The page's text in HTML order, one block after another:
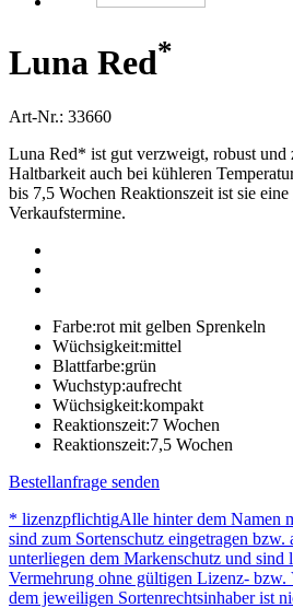
Luna Red*
Art-Nr.: 33660
Luna Red* ist gut verzweigt, robust und
Haltbarkeit auch bei kühleren
bis 7,5 Wochen Reaktionszeit ist sie
Verkaufstermine.
Farbe:rot mit gelben Sprenkeln
Wüchsigkeit:mittel
Blattfarbe:grün
Wuchstyp:aufrecht
Wüchsigkeit:kompakt
Reaktionszeit:7 Wochen
Reaktionszeit:7,5 Wochen
Bestellanfrage senden
* lizenzpflichtigAlle hinter dem Namen
sind zum Sortenschutz eingetragen bzw.
unterliegen dem Markenschutz und
Vermehrung ohne gültigen Lizenz- bzw.
dem jeweiligen Sortenrechtsinhaber ist